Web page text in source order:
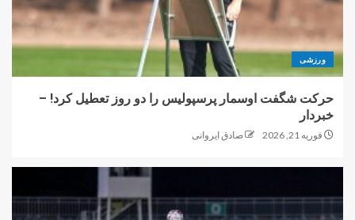
ورزشی
حرکت شگفت اوسمار پرسپولیس را دو روز تعطیل کرد! –
خبردار
فوریه 21, 2026 صادق ایروانی